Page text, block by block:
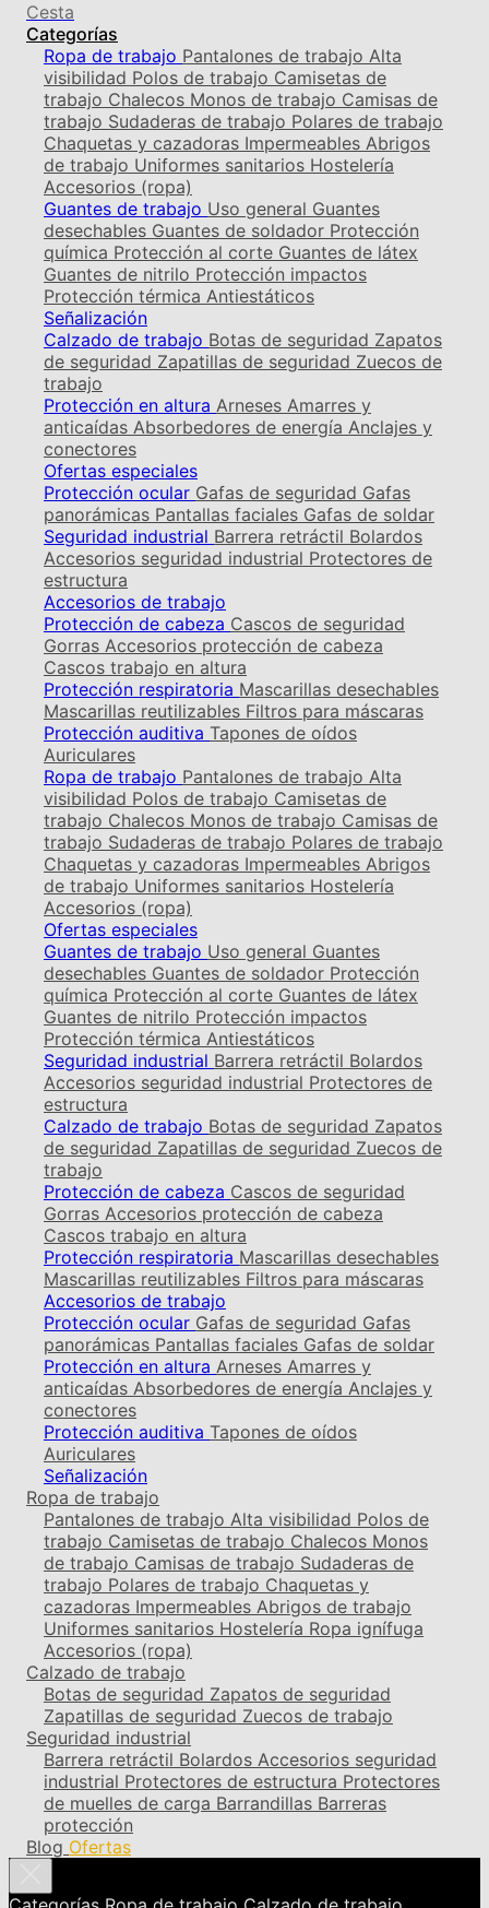
Cesta
Categorías
Ropa de trabajo Pantalones de trabajo Alta
visibilidad Polos de trabajo Camisetas de
trabajo Chalecos Monos de trabajo Camisas de
trabajo Sudaderas de trabajo Polares de trabajo
Chaquetas y cazadoras Impermeables Abrigos
de trabajo Uniformes sanitarios Hostelería
Accesorios (ropa)
Guantes de trabajo Uso general Guantes
desechables Guantes de soldador Protección
química Protección al corte Guantes de látex
Guantes de nitrilo Protección impactos
Protección térmica Antiestáticos
Señalización
Calzado de trabajo Botas de seguridad Zapatos
de seguridad Zapatillas de seguridad Zuecos de
trabajo
Protección en altura Arneses Amarres y
anticaídas Absorbedores de energía Anclajes y
conectores
Ofertas especiales
Protección ocular Gafas de seguridad Gafas
panorámicas Pantallas faciales Gafas de soldar
Seguridad industrial Barrera retráctil Bolardos
Accesorios seguridad industrial Protectores de
estructura
Accesorios de trabajo
Protección de cabeza Cascos de seguridad
Gorras Accesorios protección de cabeza
Cascos trabajo en altura
Protección respiratoria Mascarillas desechables
Mascarillas reutilizables Filtros para máscaras
Protección auditiva Tapones de oídos
Auriculares
Ropa de trabajo Pantalones de trabajo Alta
visibilidad Polos de trabajo Camisetas de
trabajo Chalecos Monos de trabajo Camisas de
trabajo Sudaderas de trabajo Polares de trabajo
Chaquetas y cazadoras Impermeables Abrigos
de trabajo Uniformes sanitarios Hostelería
Accesorios (ropa)
Ofertas especiales
Guantes de trabajo Uso general Guantes
desechables Guantes de soldador Protección
química Protección al corte Guantes de látex
Guantes de nitrilo Protección impactos
Protección térmica Antiestáticos
Seguridad industrial Barrera retráctil Bolardos
Accesorios seguridad industrial Protectores de
estructura
Calzado de trabajo Botas de seguridad Zapatos
de seguridad Zapatillas de seguridad Zuecos de
trabajo
Protección de cabeza Cascos de seguridad
Gorras Accesorios protección de cabeza
Cascos trabajo en altura
Protección respiratoria Mascarillas desechables
Mascarillas reutilizables Filtros para máscaras
Accesorios de trabajo
Protección ocular Gafas de seguridad Gafas
panorámicas Pantallas faciales Gafas de soldar
Protección en altura Arneses Amarres y
anticaídas Absorbedores de energía Anclajes y
conectores
Protección auditiva Tapones de oídos
Auriculares
Señalización
Ropa de trabajo
Pantalones de trabajo Alta visibilidad Polos de
trabajo Camisetas de trabajo Chalecos Monos
de trabajo Camisas de trabajo Sudaderas de
trabajo Polares de trabajo Chaquetas y
cazadoras Impermeables Abrigos de trabajo
Uniformes sanitarios Hostelería Ropa ignífuga
Accesorios (ropa)
Calzado de trabajo
Botas de seguridad Zapatos de seguridad
Zapatillas de seguridad Zuecos de trabajo
Seguridad industrial
Barrera retráctil Bolardos Accesorios seguridad
industrial Protectores de estructura Protectores
de muelles de carga Barrandillas Barreras
protección
Blog Ofertas